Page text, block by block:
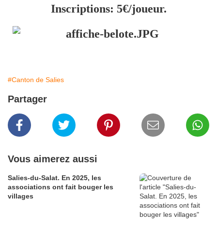
Inscriptions: 5€/joueur.
#Canton de Salies
Partager
Vous aimerez aussi
Salies-du-Salat. En 2025, les
associations ont fait bouger les
villages